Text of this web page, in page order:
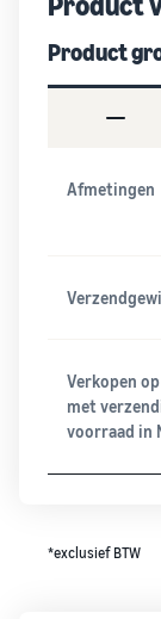
Product
Afmetingen
Verkopen
met
voorraad in
*exclusief BTW